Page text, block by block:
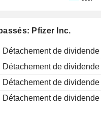
Pfizer Inc.
Détachement de
Détachement de
Détachement de
Détachement de